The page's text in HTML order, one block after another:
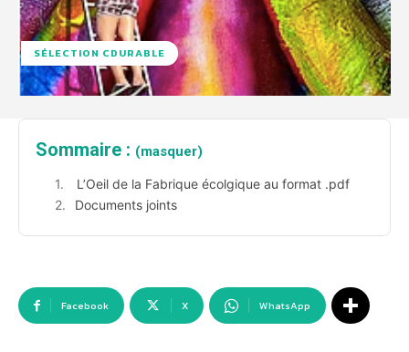
SÉLECTION CDURABLE
Sommaire : (masquer)
L’Oeil de la Fabrique écolgique au format .pdf
Documents joints
Facebook X WhatsApp